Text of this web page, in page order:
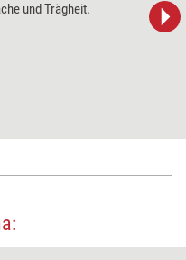
und Trägheit.